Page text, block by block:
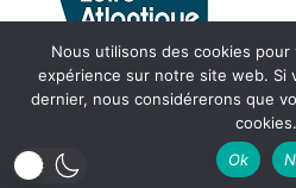
Magazine Hoot
Nous utilisons des cookies pour
expérience sur notre site web. Si
dernier, nous considérerons que
cookies.
Ok